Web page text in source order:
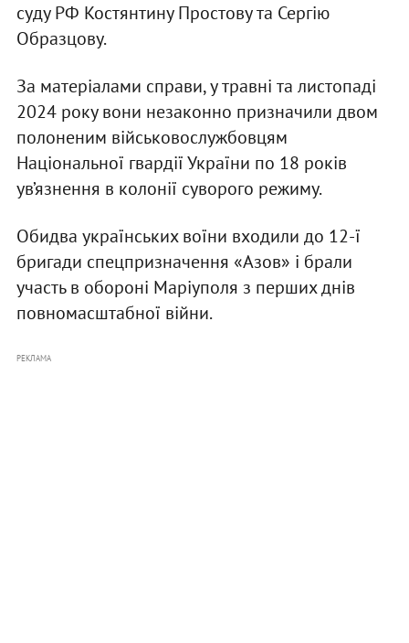
суду РФ Костянтину Простову та Сергію
Образцову.
За матеріалами справи, у травні та листопаді
2024 року вони незаконно призначили двом
полоненим військовослужбовцям
Національної гвардії України по 18 років
ув’язнення в колонії суворого режиму.
Обидва українських воїни входили до 12-ї
бригади спецпризначення «Азов» і брали
участь в обороні Маріуполя з перших днів
повномасштабної війни.
РЕКЛАМА